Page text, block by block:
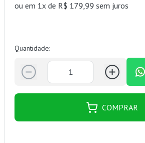
ou em 1x de R$ 179,99 sem juros
Quantidade:
COMPRAR